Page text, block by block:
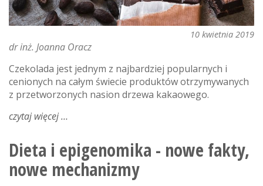
10 kwietnia 2019
dr inż. Joanna Oracz
Czekolada jest jednym z najbardziej popularnych i
cenionych na całym świecie produktów otrzymywanych
z przetworzonych nasion drzewa kakaowego.
czytaj więcejo
pokarm
bogów
Dieta i epigenomika - nowe fakty,
nowe mechanizmy